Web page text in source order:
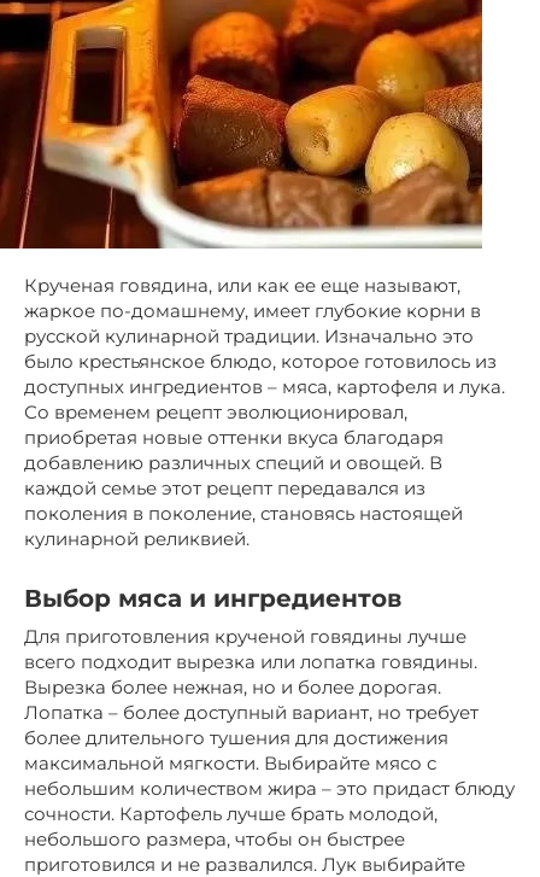
Крученая говядина, или как ее еще называют,
жаркое по-домашнему, имеет глубокие корни в
русской кулинарной традиции. Изначально это
было крестьянское блюдо, которое готовилось из
доступных ингредиентов – мяса, картофеля и лука.
Со временем рецепт эволюционировал,
приобретая новые оттенки вкуса благодаря
добавлению различных специй и овощей. В
каждой семье этот рецепт передавался из
поколения в поколение, становясь настоящей
кулинарной реликвией.
Выбор мяса и ингредиентов
Для приготовления крученой говядины лучше
всего подходит вырезка или лопатка говядины.
Вырезка более нежная, но и более дорогая.
Лопатка – более доступный вариант, но требует
более длительного тушения для достижения
максимальной мягкости. Выбирайте мясо с
небольшим количеством жира – это придаст блюду
сочности. Картофель лучше брать молодой,
небольшого размера, чтобы он быстрее
приготовился и не развалился. Лук выбирайте